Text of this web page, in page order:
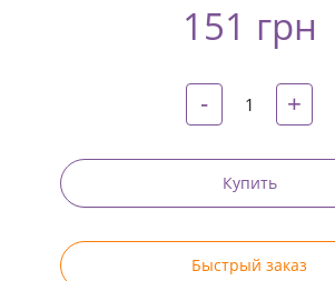
Twitter
Pinterest
151 грн
- +
Купить
Быстрый заказ